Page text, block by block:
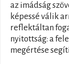
az imádság
képessé válik
reflektáltan
nyitottság: a
megértése